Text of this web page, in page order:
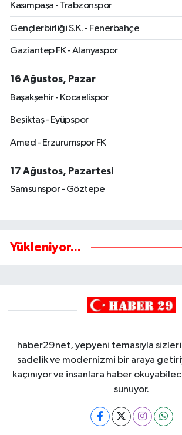
Kasımpaşa - Trabzonspor
Gençlerbirliği S.K. - Fenerbahçe
Gaziantep FK - Alanyaspor
16 Ağustos, Pazar
Başakşehir - Kocaelispor
Beşiktaş - Eyüpspor
Amed - Erzurumspor FK
17 Ağustos, Pazartesi
Samsunspor - Göztepe
Yükleniyor...
haber29net, yepyeni temasıyla
sadelik ve modernizmi bir araya
kaçınıyor ve insanlara haber
sunuyor.